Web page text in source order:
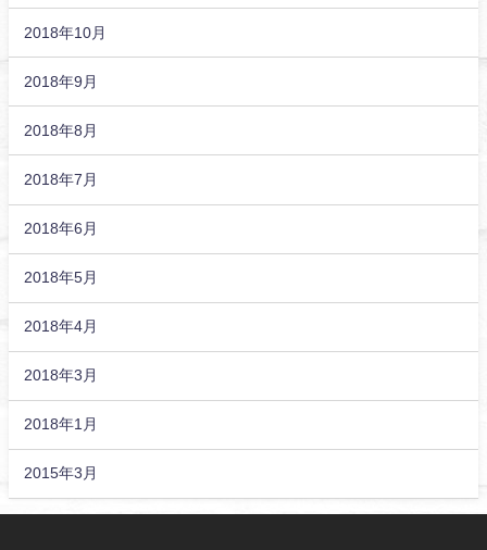
2018年10月
2018年9月
2018年8月
2018年7月
2018年6月
2018年5月
2018年4月
2018年3月
2018年1月
2015年3月